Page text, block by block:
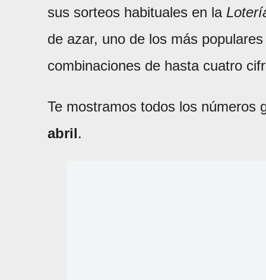
sus sorteos habituales en la
de azar, uno de los más
combinaciones de hasta cuatro
Te mostramos todos los números
abril.